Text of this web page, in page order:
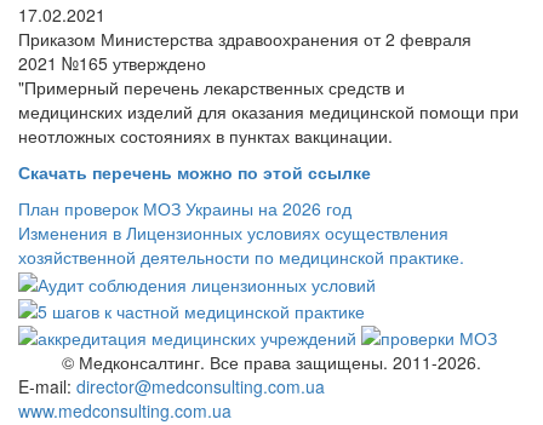
17.02.2021
Приказом Министерства здравоохранения от 2 февраля
2021 №165 утверждено
"Примерный перечень лекарственных средств и
медицинских изделий для оказания медицинской помощи при
неотложных состояниях в пунктах вакцинации.
Скачать перечень можно по этой ссылке
План проверок МОЗ Украины на 2026 год
Изменения в Лицензионных условиях осуществления
хозяйственной деятельности по медицинской практике.
© Медконсалтинг. Все права защищены. 2011-2026.
E-mail: director@medconsulting.com.ua
www.medconsulting.com.ua